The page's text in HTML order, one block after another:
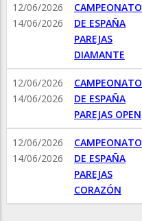
12/06/2026
14/06/2026
CAMPEONATO
DE ESPAÑA
PAREJAS
DIAMANTE
12/06/2026
14/06/2026
CAMPEONATO
DE ESPAÑA
PAREJAS OPEN
12/06/2026
14/06/2026
CAMPEONATO
DE ESPAÑA
PAREJAS
CORAZÓN